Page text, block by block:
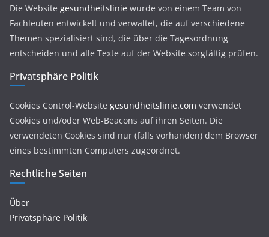
Die Website gesundheitslinie wurde von einem Team von
Fachleuten entwickelt und verwaltet, die auf verschiedene
Themen spezialisiert sind, die über die Tagesordnung
entscheiden und alle Texte auf der Website sorgfältig prüfen.
Privatsphäre Politik
Cookies Control-Website gesundheitslinie.com verwendet
Cookies und/oder Web-Beacons auf ihren Seiten. Die
verwendeten Cookies sind nur (falls vorhanden) dem Browser
eines bestimmten Computers zugeordnet.
Rechtliche Seiten
Über
Privatsphäre Politik